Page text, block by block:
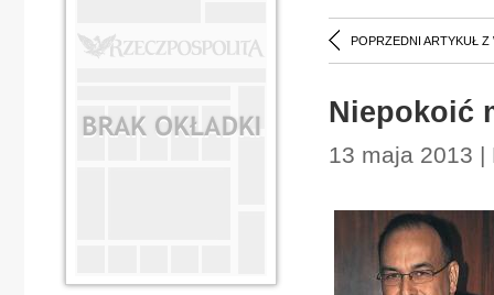
POPRZEDNI ARTYKUŁ Z
Niepokoić
13 maja 2013 |